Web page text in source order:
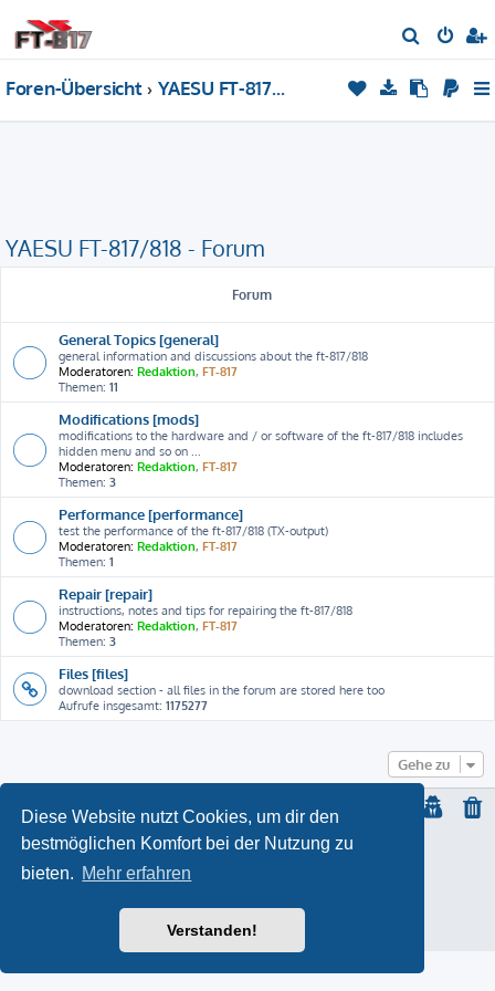
Diese Website nutzt Cookies, um dir den
bestmöglichen Komfort bei der Nutzung zu
bieten. Mehr erfahren
Verstanden!
u
c
Foren-Übersicht YAESU FT-817/818 - Forum
YAESU FT-817/818 - Forum
Forum
General Topics [general]
general information and discussions about the ft-817/818
Moderatoren: Redaktion, FT-817
Themen: 11
Modifications [mods]
modifications to the hardware and / or software of the ft-817/818 includes
hidden menu and so on ...
Moderatoren: Redaktion, FT-817
Themen: 3
Performance [performance]
test the performance of the ft-817/818 (TX-output)
Moderatoren: Redaktion, FT-817
Themen: 1
Repair [repair]
instructions, notes and tips for repairing the ft-817/818
Moderatoren: Redaktion, FT-817
Themen: 3
Files [files]
download section - all files in the forum are stored here too
Aufrufe insgesamt: 1175277
Gehe zu
© Copyright2021 | ft-817.com | DO7PSL | ALL RIGHTS RESERVED
ProLight Style by
Datenschutz|Nutzungsbedingungen